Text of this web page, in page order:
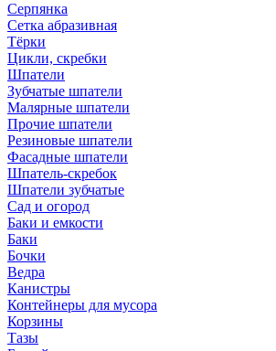
Серпянка
Сетка абразивная
Тёрки
Цикли, скребки
Шпатели
Зубчатые шпатели
Малярные шпатели
Прочие шпатели
Резиновые шпатели
Фасадные шпатели
Шпатель-скребок
Шпатели зубчатые
Сад и огород
Баки и емкости
Баки
Бочки
Ведра
Канистры
Контейнеры для мусора
Корзины
Тазы